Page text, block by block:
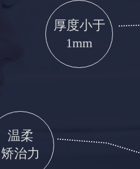
温柔
矫治力
厚度小于
1mm